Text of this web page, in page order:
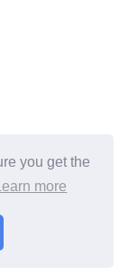
you get the
Learn more
systemom